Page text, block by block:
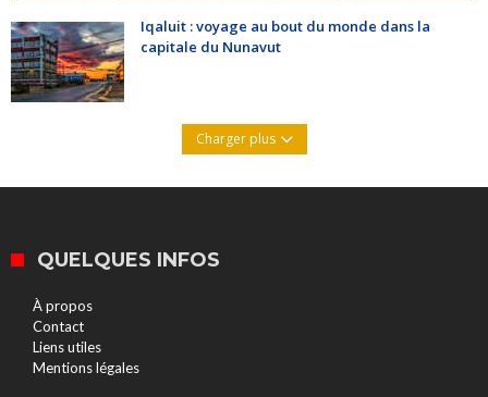
Iqaluit : voyage au bout du monde dans la
capitale du Nunavut
Charger plus
QUELQUES INFOS
À propos
Contact
Liens utiles
Mentions légales